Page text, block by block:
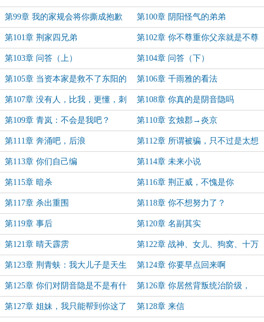
第99章 我的家规会将你撕成抱歉 第100章 阴阳怪气的弟弟
第101章 荆家四兄弟 第102章 你不尊重你父亲就是不尊
重我！
第103章 问答（上） 第104章 问答（下）
第105章 当资本家是救不了东阳的 第106章 千雨雅的看法
第107章 没有人，比我，更懂，刺
客
第108章 你真的是阴音隐吗
第109章 青岚：不会是我吧？ 第110章 玄烛郡→炎京
第111章 奔涌吧，后浪 第112章 所谓被骗，只不过是太想
得到
第113章 你们自己编 第114章 未来小说
第115章 暗杀 第116章 荆正威，不愧是你
第117章 杀出重围 第118章 你不想努力了？
第119章 事后 第120章 名副其实
第121章 晴天霹雳 第122章 战神、女儿、狗窝、十万
将士
第123章 荆青蚨：我大儿子是天生
的资本家
第124章 你要早点回来啊
第125章 你们对阴音隐是不是有什
么误解
第126章 你居然背叛统治阶级，
CNM！
第127章 姐妹，我只能帮到你这了 第128章 来信